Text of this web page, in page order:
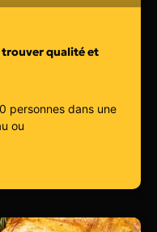
trouver qualité et
personnes dans une
ou